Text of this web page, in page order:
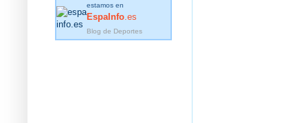
estamos en
EspaInfo .es
Blog de Deportes